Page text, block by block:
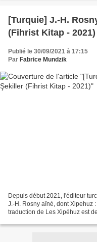
[Turquie] J.-H.
(Fihrist Kitap - 2021)
Publié le 30/09/2021 à 17:15
Par Fabrice Mundzik
Depuis début 2021, l'éditeur
J.-H. Rosny aîné, dont Xipehuz
traduction de Les Xipéhuz est